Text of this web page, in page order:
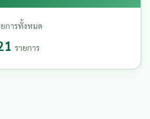
ยการทั้งหมด
รายการ